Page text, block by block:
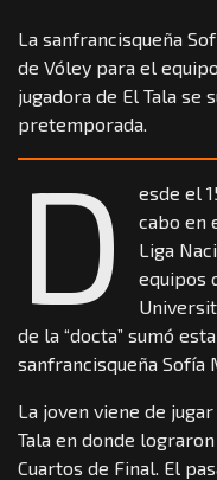
La sanfrancisqueña
de Vóley para el
jugadora de El Tala se
pretemporada.
D
esde el
cabo en
Liga
equipos
de la “docta” sumó
sanfrancisqueña Sofía
La joven viene de
Tala en donde
Cuartos de Final. El